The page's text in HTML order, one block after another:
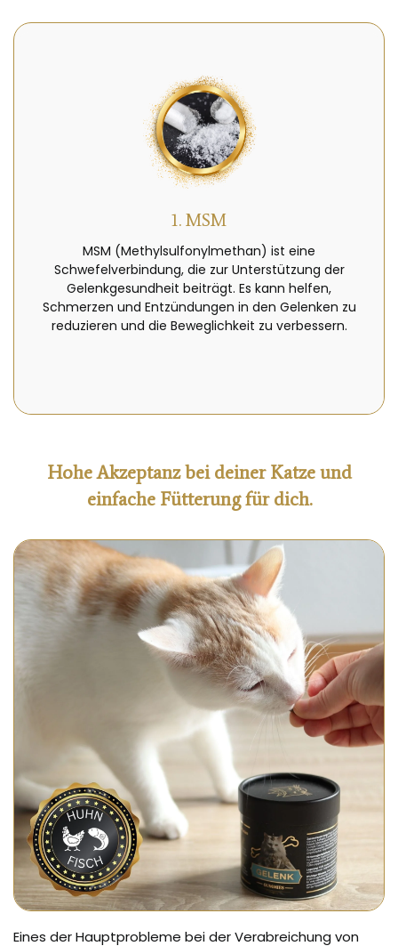
1. MSM
MSM (Methylsulfonylmethan) ist eine
Schwefelverbindung, die zur Unterstützung der
Gelenkgesundheit beiträgt. Es kann helfen,
Schmerzen und Entzündungen in den Gelenken zu
reduzieren und die Beweglichkeit zu verbessern.
Hohe Akzeptanz bei deiner Katze und
einfache Fütterung für dich.
Eines der Hauptprobleme bei der Verabreichung von